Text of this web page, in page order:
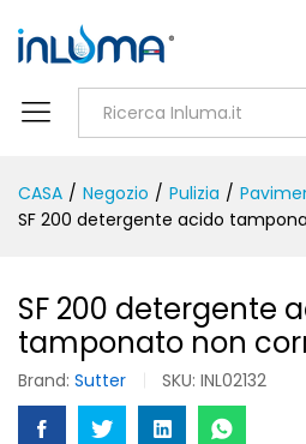
CASA / Negozio / Pulizia /
SF 200 detergente acido
SF 200 detergente
tamponato non
Brand: Sutter SKU: INL02132